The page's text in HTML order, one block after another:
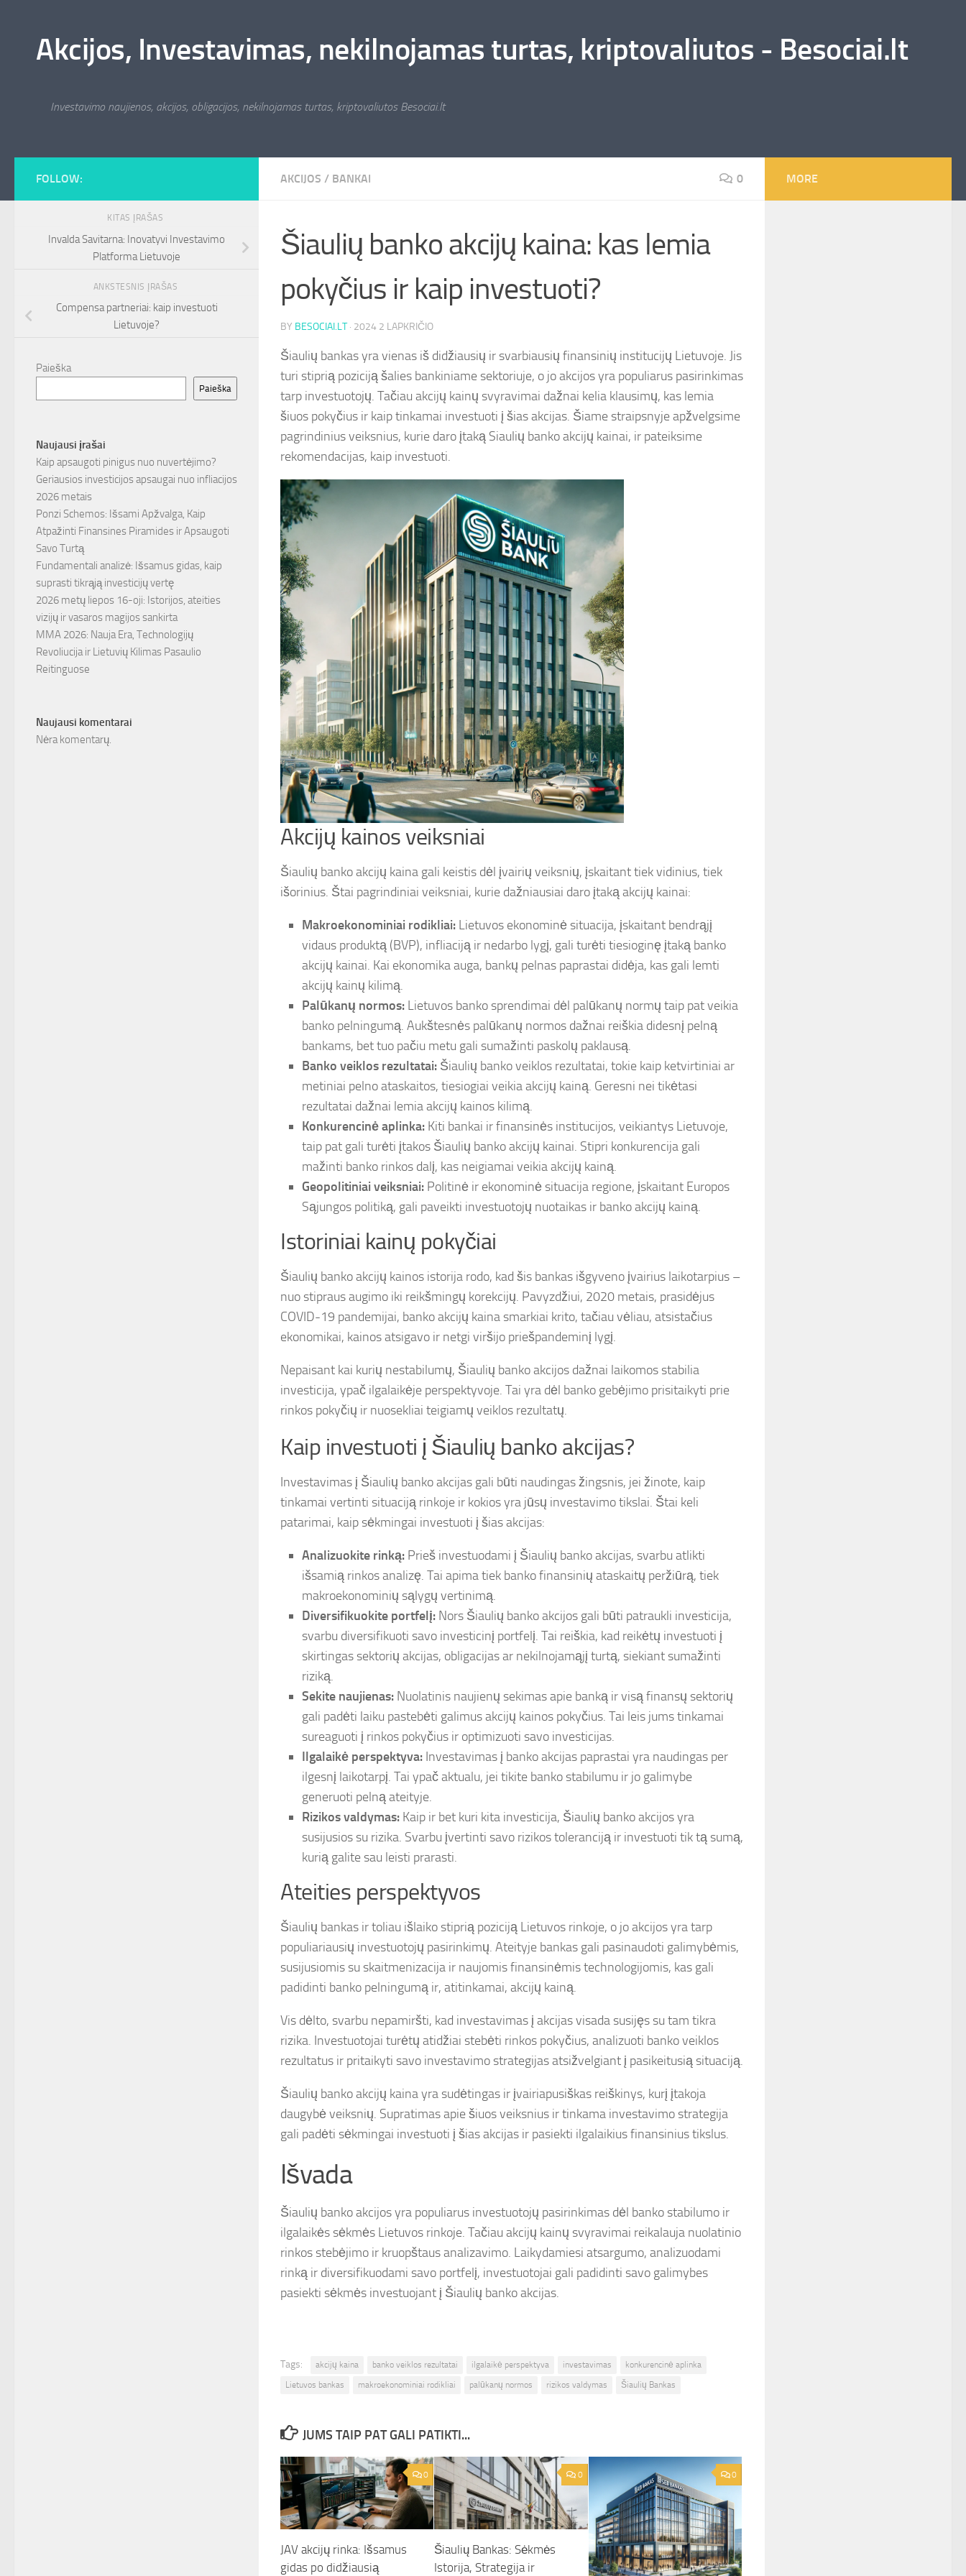
Akcijos, Investavimas, nekilnojamas turtas, kriptovaliutos - Besociai.lt
Investavimo naujienos, akcijos, obligacijos, nekilnojamas turtas, kriptovaliutos Besociai.lt
AKCIJOS / BANKAI 0
Šiaulių banko akcijų kaina: kas lemia
pokyčius ir kaip investuoti?
BY BESOCIAI.LT · 2024 2 LAPKRIČIO
Šiaulių bankas yra vienas iš didžiausių ir svarbiausių finansinių institucijų Lietuvoje. Jis
turi stiprią poziciją šalies bankiniame sektoriuje, o jo akcijos yra populiarus pasirinkimas
tarp investuotojų. Tačiau akcijų kainų svyravimai dažnai kelia klausimų, kas lemia
šiuos pokyčius ir kaip tinkamai investuoti į šias akcijas. Šiame straipsnyje apžvelgsime
pagrindinius veiksnius, kurie daro įtaką Siaulių banko akcijų kainai, ir pateiksime
rekomendacijas, kaip investuoti.
Akcijų kainos veiksniai
Šiaulių banko akcijų kaina gali keistis dėl įvairių veiksnių, įskaitant tiek vidinius, tiek
išorinius. Štai pagrindiniai veiksniai, kurie dažniausiai daro įtaką akcijų kainai:
Makroekonominiai rodikliai: Lietuvos ekonominė situacija, įskaitant bendrąjį
vidaus produktą (BVP), infliaciją ir nedarbo lygį, gali turėti tiesioginę įtaką banko
akcijų kainai. Kai ekonomika auga, bankų pelnas paprastai didėja, kas gali lemti
akcijų kainų kilimą.
Palūkanų normos: Lietuvos banko sprendimai dėl palūkanų normų taip pat veikia
banko pelningumą. Aukštesnės palūkanų normos dažnai reiškia didesnį pelną
bankams, bet tuo pačiu metu gali sumažinti paskolų paklausą.
Banko veiklos rezultatai: Šiaulių banko veiklos rezultatai, tokie kaip ketvirtiniai ar
metiniai pelno ataskaitos, tiesiogiai veikia akcijų kainą. Geresni nei tikėtasi
rezultatai dažnai lemia akcijų kainos kilimą.
Konkurencinė aplinka: Kiti bankai ir finansinės institucijos, veikiantys Lietuvoje,
taip pat gali turėti įtakos Šiaulių banko akcijų kainai. Stipri konkurencija gali
mažinti banko rinkos dalį, kas neigiamai veikia akcijų kainą.
Geopolitiniai veiksniai: Politinė ir ekonominė situacija regione, įskaitant Europos
Sąjungos politiką, gali paveikti investuotojų nuotaikas ir banko akcijų kainą.
Istoriniai kainų pokyčiai
Šiaulių banko akcijų kainos istorija rodo, kad šis bankas išgyveno įvairius laikotarpius –
nuo stipraus augimo iki reikšmingų korekcijų. Pavyzdžiui, 2020 metais, prasidėjus
COVID-19 pandemijai, banko akcijų kaina smarkiai krito, tačiau vėliau, atsistačius
ekonomikai, kainos atsigavo ir netgi viršijo priešpandeminį lygį.
Nepaisant kai kurių nestabilumų, Šiaulių banko akcijos dažnai laikomos stabilia
investicija, ypač ilgalaikėje perspektyvoje. Tai yra dėl banko gebėjimo prisitaikyti prie
rinkos pokyčių ir nuosekliai teigiamų veiklos rezultatų.
Kaip investuoti į Šiaulių banko akcijas?
Investavimas į Šiaulių banko akcijas gali būti naudingas žingsnis, jei žinote, kaip
tinkamai vertinti situaciją rinkoje ir kokios yra jūsų investavimo tikslai. Štai keli
patarimai, kaip sėkmingai investuoti į šias akcijas:
Analizuokite rinką: Prieš investuodami į Šiaulių banko akcijas, svarbu atlikti
išsamią rinkos analizę. Tai apima tiek banko finansinių ataskaitų peržiūrą, tiek
makroekonominių sąlygų vertinimą.
Diversifikuokite portfelį: Nors Šiaulių banko akcijos gali būti patraukli investicija,
svarbu diversifikuoti savo investicinį portfelį. Tai reiškia, kad reikėtų investuoti į
skirtingas sektorių akcijas, obligacijas ar nekilnojamąjį turtą, siekiant sumažinti
riziką.
Sekite naujienas: Nuolatinis naujienų sekimas apie banką ir visą finansų sektorių
gali padėti laiku pastebėti galimus akcijų kainos pokyčius. Tai leis jums tinkamai
sureaguoti į rinkos pokyčius ir optimizuoti savo investicijas.
Ilgalaikė perspektyva: Investavimas į banko akcijas paprastai yra naudingas per
ilgesnį laikotarpį. Tai ypač aktualu, jei tikite banko stabilumu ir jo galimybe
generuoti pelną ateityje.
Rizikos valdymas: Kaip ir bet kuri kita investicija, Šiaulių banko akcijos yra
susijusios su rizika. Svarbu įvertinti savo rizikos toleranciją ir investuoti tik tą sumą,
kurią galite sau leisti prarasti.
Ateities perspektyvos
Šiaulių bankas ir toliau išlaiko stiprią poziciją Lietuvos rinkoje, o jo akcijos yra tarp
populiariausių investuotojų pasirinkimų. Ateityje bankas gali pasinaudoti galimybėmis,
susijusiomis su skaitmenizacija ir naujomis finansinėmis technologijomis, kas gali
padidinti banko pelningumą ir, atitinkamai, akcijų kainą.
Vis dėlto, svarbu nepamiršti, kad investavimas į akcijas visada susijęs su tam tikra
rizika. Investuotojai turėtų atidžiai stebėti rinkos pokyčius, analizuoti banko veiklos
rezultatus ir pritaikyti savo investavimo strategijas atsižvelgiant į pasikeitusią situaciją.
Šiaulių banko akcijų kaina yra sudėtingas ir įvairiapusiškas reiškinys, kurį įtakoja
daugybė veiksnių. Supratimas apie šiuos veiksnius ir tinkama investavimo strategija
gali padėti sėkmingai investuoti į šias akcijas ir pasiekti ilgalaikius finansinius tikslus.
Išvada
Šiaulių banko akcijos yra populiarus investuotojų pasirinkimas dėl banko stabilumo ir
ilgalaikės sėkmės Lietuvos rinkoje. Tačiau akcijų kainų svyravimai reikalauja nuolatinio
rinkos stebėjimo ir kruopštaus analizavimo. Laikydamiesi atsargumo, analizuodami
rinką ir diversifikuodami savo portfelį, investuotojai gali padidinti savo galimybes
pasiekti sėkmės investuojant į Šiaulių banko akcijas.
Tags: akcijų kaina banko veiklos rezultatai ilgalaikė perspektyva investavimas
konkurencinė aplinka
Lietuvos bankas
makroekonominiai rodikliai palūkanų normos rizikos valdymas Šiaulių Bankas
JUMS TAIP PAT GALI PATIKTI...
0
JAV akcijų rinka: Išsamus
gidas po didžiausią
0
Šiaulių Bankas: Sėkmės
Istorija, Strategija ir
0
FOLLOW:
KITAS ĮRAŠAS
Invalda Savitarna: Inovatyvi Investavimo
Platforma Lietuvoje
ANKSTESNIS ĮRAŠAS
Compensa partneriai: kaip investuoti
Lietuvoje?
Paieška
Paieška
Naujausi įrašai
Kaip apsaugoti pinigus nuo nuvertėjimo?
Geriausios investicijos apsaugai nuo infliacijos
2026 metais
Ponzi Schemos: Išsami Apžvalga, Kaip
Atpažinti Finansines Piramides ir Apsaugoti
Savo Turtą
Fundamentali analizė: Išsamus gidas, kaip
suprasti tikrąją investicijų vertę
2026 metų liepos 16-oji: Istorijos, ateities
vizijų ir vasaros magijos sankirta
MMA 2026: Nauja Era, Technologijų
Revoliucija ir Lietuvių Kilimas Pasaulio
Reitinguose
Naujausi komentarai
Nėra komentarų.
MORE